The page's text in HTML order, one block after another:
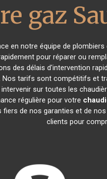
gaz
en notre équipe de
pour réparer ou
des délais d'intervention
Nos tarifs sont compétitifs et
sur toutes les
régulière pour votre
de nos garanties et de
clients pour